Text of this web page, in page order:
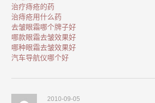
治疗痔疮的药
治痔疮用什么药
去皱眼霜哪个牌子好
哪款眼霜去皱效果好
哪种眼霜去皱效果好
汽车导航仪哪个好
2010-09-05